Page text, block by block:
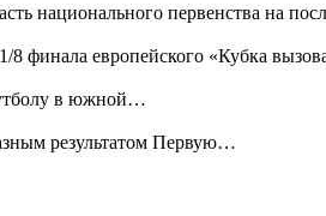
национального первенства на
финала европейского «Кубка
в южной…
результатом Первую…